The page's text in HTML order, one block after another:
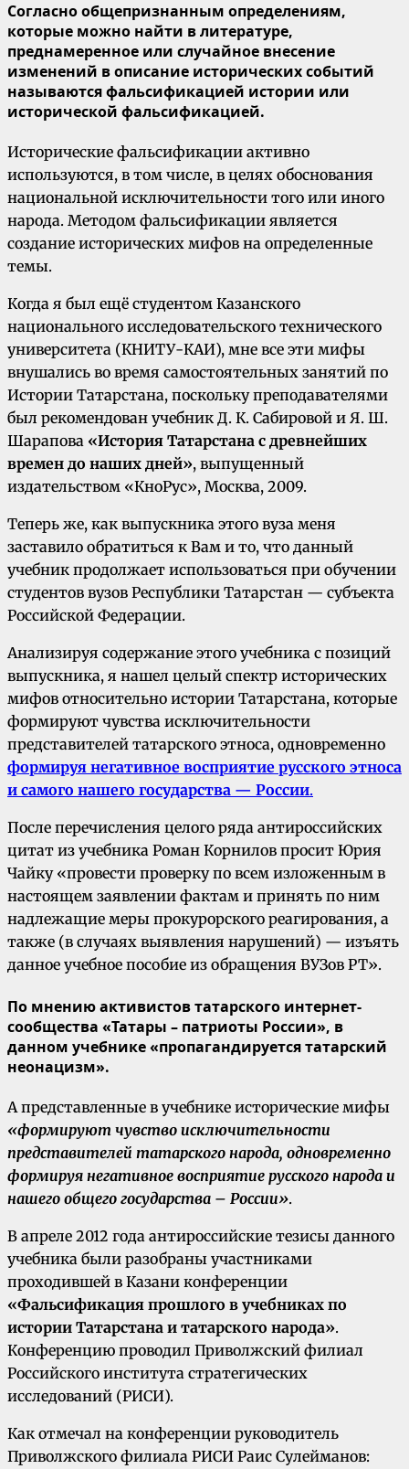
Согласно общепризнанным определениям,
которые можно найти в литературе,
преднамеренное или случайное внесение
изменений в описание исторических событий
называются фальсификацией истории или
исторической фальсификацией.
Исторические фальсификации активно
используются, в том числе, в целях обоснования
национальной исключительности того или иного
народа. Методом фальсификации является
создание исторических мифов на определенные
темы.
Когда я был ещё студентом Казанского
национального исследовательского технического
университета (КНИТУ-КАИ), мне все эти мифы
внушались во время самостоятельных занятий по
Истории Татарстана, поскольку преподавателями
был рекомендован учебник Д. К. Сабировой и Я. Ш.
Шарапова «История Татарстана с древнейших
времен до наших дней», выпущенный
издательством «КноРус», Москва, 2009.
Теперь же, как выпускника этого вуза меня
заставило обратиться к Вам и то, что данный
учебник продолжает использоваться при обучении
студентов вузов Республики Татарстан — субъекта
Российской Федерации.
Анализируя содержание этого учебника с позиций
выпускника, я нашел целый спектр исторических
мифов относительно истории Татарстана, которые
формируют чувства исключительности
представителей татарского этноса, одновременно
формируя негативное восприятие русского этноса
и самого нашего государства — России.
После перечисления целого ряда антироссийских
цитат из учебника Роман Корнилов просит Юрия
Чайку «провести проверку по всем изложенным в
настоящем заявлении фактам и принять по ним
надлежащие меры прокурорского реагирования, а
также (в случаях выявления нарушений) — изъять
данное учебное пособие из обращения ВУЗов РТ».
По мнению активистов татарского интернет-
сообщества «Татары – патриоты России», в
данном учебнике «пропагандируется татарский
неонацизм».
А представленные в учебнике исторические мифы
«формируют чувство исключительности
представителей татарского народа, одновременно
формируя негативное восприятие русского народа и
нашего общего государства – России».
В апреле 2012 года антироссийские тезисы данного
учебника были разобраны участниками
проходившей в Казани конференции
«Фальсификация прошлого в учебниках по
истории Татарстана и татарского народа».
Конференцию проводил Приволжский филиал
Российского института стратегических
исследований (РИСИ).
Как отмечал на конференции руководитель
Приволжского филиала РИСИ Раис Сулейманов: